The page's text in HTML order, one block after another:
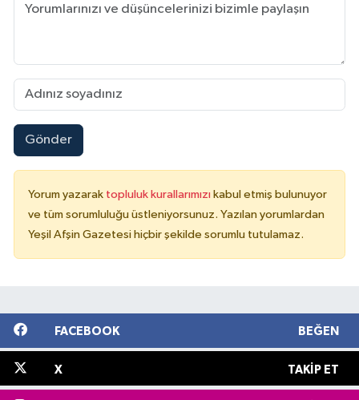
Gönder
Yorum yazarak topluluk kurallarımızı kabul etmiş bulunuyor
ve tüm sorumluluğu üstleniyorsunuz. Yazılan yorumlardan
Yeşil Afşin Gazetesi hiçbir şekilde sorumlu tutulamaz.
FACEBOOK BEĞEN
X TAKIP ET